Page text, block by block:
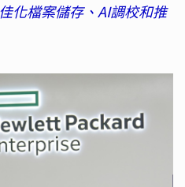
化檔案儲存、AI調校和推